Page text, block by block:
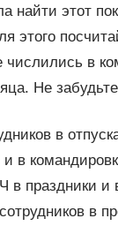
найти этот
этого
числились в
Не
в
в
в праздники и
в